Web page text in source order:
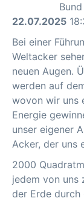
22.07.2025
Bei einer
Weltacker
neuen Augen.
werden auf
wovon wir uns
Energie
unser eigener
Acker, der uns
2000
jedem von uns
der Erde durch